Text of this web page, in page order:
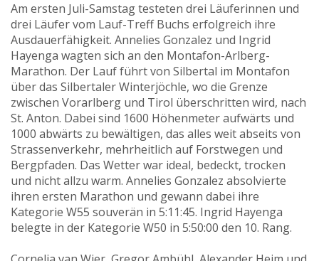
Am ersten Juli-Samstag testeten drei Läuferinnen und
drei Läufer vom Lauf-Treff Buchs erfolgreich ihre
Ausdauerfähigkeit. Annelies Gonzalez und Ingrid
Hayenga wagten sich an den Montafon-Arlberg-
Marathon. Der Lauf führt von Silbertal im Montafon
über das Silbertaler Winterjöchle, wo die Grenze
zwischen Vorarlberg und Tirol überschritten wird, nach
St. Anton. Dabei sind 1600 Höhenmeter aufwärts und
1000 abwärts zu bewältigen, das alles weit abseits von
Strassenverkehr, mehrheitlich auf Forstwegen und
Bergpfaden. Das Wetter war ideal, bedeckt, trocken
und nicht allzu warm. Annelies Gonzalez absolvierte
ihren ersten Marathon und gewann dabei ihre
Kategorie W55 souverän in 5:11:45. Ingrid Hayenga
belegte in der Kategorie W50 in 5:50:00 den 10. Rang.